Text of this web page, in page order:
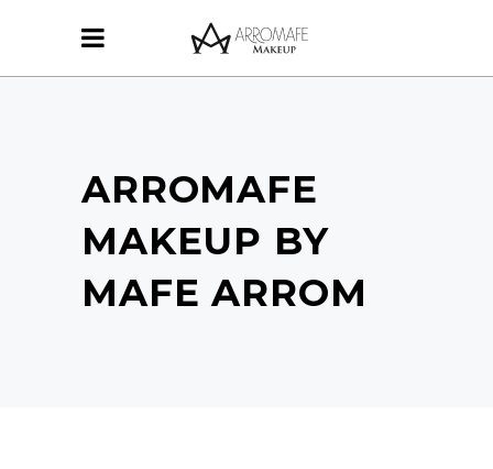
ARROMAFE
MAKEUP BY
MAFE ARROM